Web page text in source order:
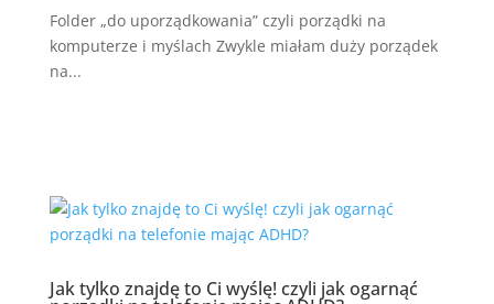
Folder „do uporządkowania” czyli porządki na
komputerze i myślach Zwykle miałam duży porządek
na...
Jak tylko znajdę to Ci wyślę! czyli jak ogarnąć